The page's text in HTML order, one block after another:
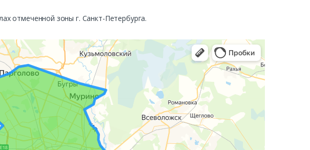
отмеченной зоны г. Санкт-Петербурга.